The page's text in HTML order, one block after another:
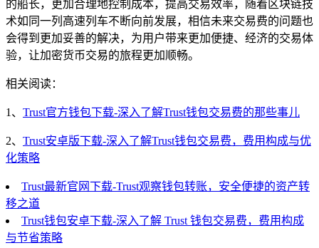
的船长，更加合理地控制成本，提高交易效率，随着区块链技
术如同一列高速列车不断向前发展，相信未来交易费的问题也
会得到更加妥善的解决，为用户带来更加便捷、经济的交易体
验，让加密货币交易的旅程更加顺畅。
相关阅读：
1、 Trust官方钱包下载-深入了解Trust钱包交易费的那些事儿
2、 Trust安卓版下载-深入了解Trust钱包交易费，费用构成与优
化策略
Trust最新官网下载-Trust观察钱包转账，安全便捷的资产转
移之道
Trust钱包安卓下载-深入了解 Trust 钱包交易费，费用构成
与节省策略